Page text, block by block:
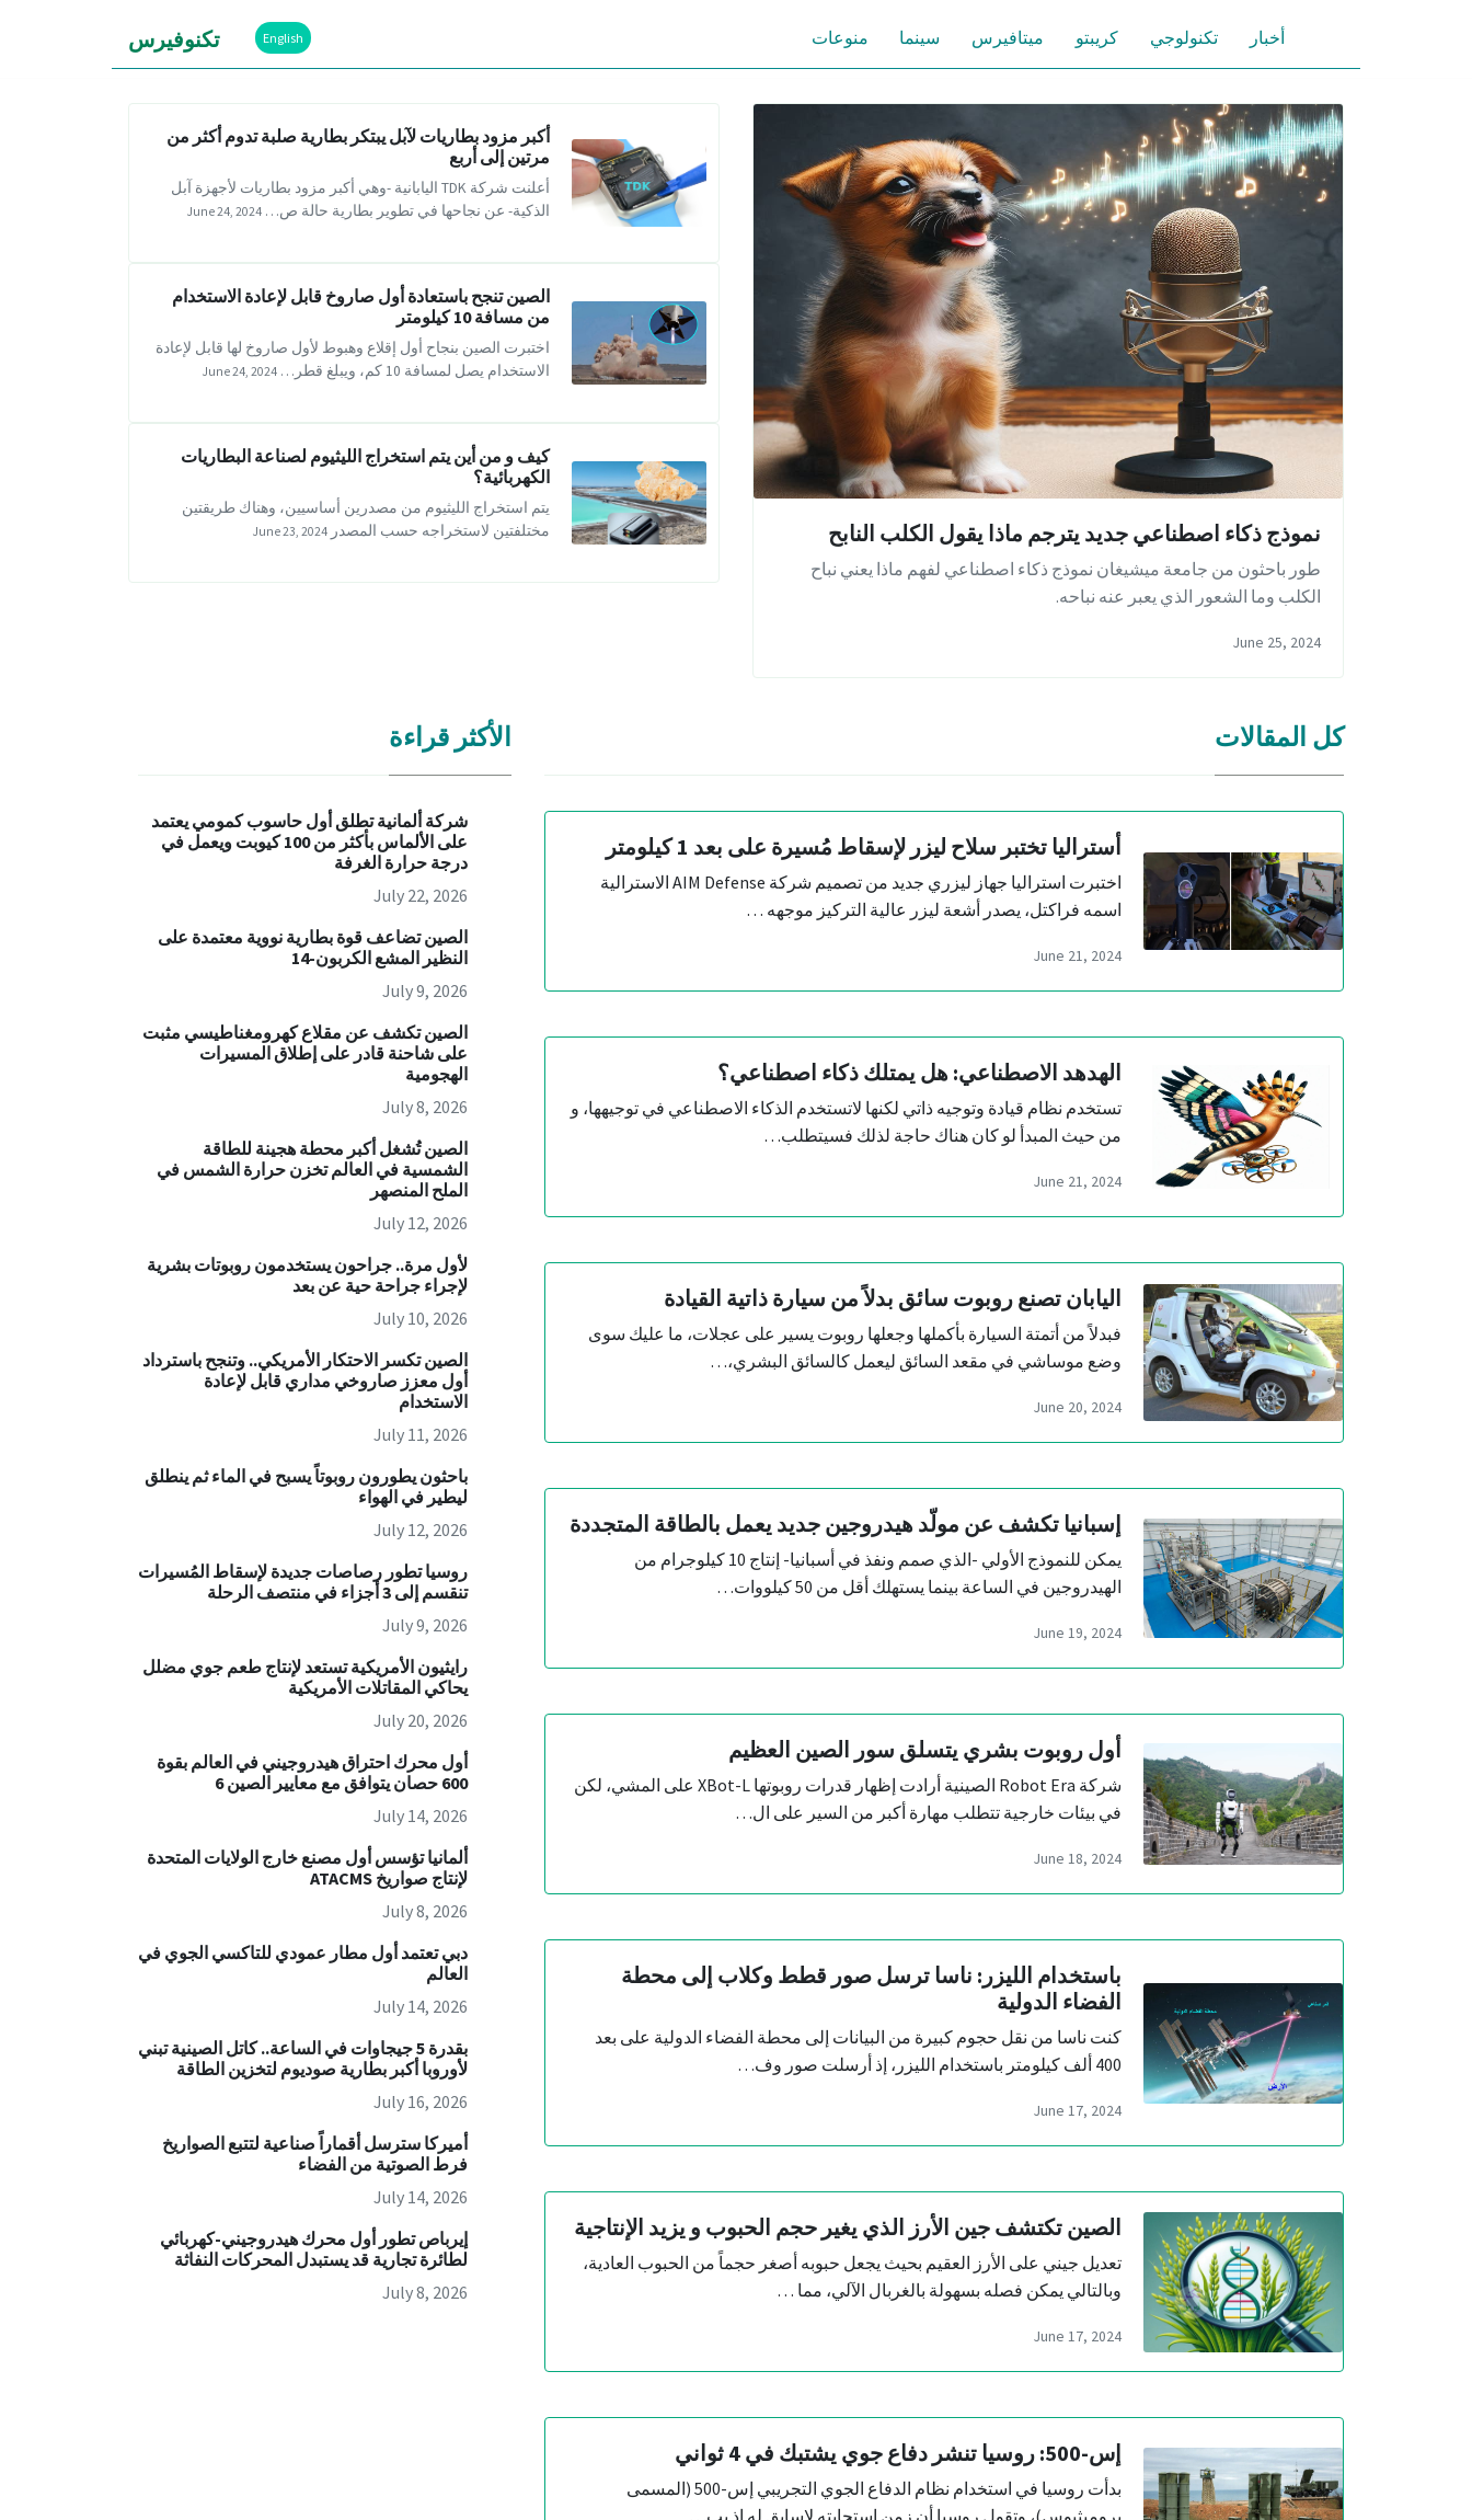
أخبار تكنولوجي كريبتو ميتافيرس سينما منوعات English تكنوفيرس
نموذج ذكاء اصطناعي جديد يترجم ماذا يقول الكلب النابح
طور باحثون من جامعة ميشيغان نموذج ذكاء اصطناعي لفهم ماذا يعني نباح
الكلب وما الشعور الذي يعبر عنه نباحه.
June 25, 2024
أكبر مزود بطاريات لآبل يبتكر بطارية صلبة تدوم أكثر من
مرتين إلى أربع
أعلنت شركة TDK اليابانية -وهي أكبر مزود بطاريات لأجهزة آبل
الذكية- عن نجاحها في تطوير بطارية حالة ص…June 24, 2024
الصين تنجح باستعادة أول صاروخ قابل لإعادة الاستخدام
من مسافة 10 كيلومتر
اختبرت الصين بنجاح أول إقلاع وهبوط لأول صاروخ لها قابل لإعادة
الاستخدام يصل لمسافة 10 كم، ويبلغ قطر…
June 24, 2024
كيف و من أين يتم استخراج الليثيوم لصناعة البطاريات
الكهربائية؟
يتم استخراج الليثيوم من مصدرين أساسيين، وهناك طريقتين
مختلفتين لاستخراجه حسب المصدرJune 23, 2024
كل المقالات
أستراليا تختبر سلاح ليزر لإسقاط مُسيرة على بعد 1 كيلومتر
اختبرت استراليا جهاز ليزري جديد من تصميم شركة AIM Defense الاسترالية
اسمه فراكتل، يصدر أشعة ليزر عالية التركيز موجهه …
June 21, 2024
الهدهد الاصطناعي: هل يمتلك ذكاء اصطناعي؟
تستخدم نظام قيادة وتوجيه ذاتي لكنها لاتستخدم الذكاء الاصطناعي في توجيهها، و
من حيث المبدأ لو كان هناك حاجة لذلك فسيتطلب…
June 21, 2024
اليابان تصنع روبوت سائق بدلاً من سيارة ذاتية القيادة
فبدلاً من أتمتة السيارة بأكملها وجعلها روبوت يسير على عجلات، ما عليك سوى
وضع موساشي في مقعد السائق ليعمل كالسائق البشري،…
June 20, 2024
إسبانيا تكشف عن مولّد هيدروجين جديد يعمل بالطاقة المتجددة
يمكن للنموذج الأولي -الذي صمم ونفذ في أسبانيا- إنتاج 10 كيلوجرام من
الهيدروجين في الساعة بينما يستهلك أقل من 50 كيلووات…
June 19, 2024
أول روبوت بشري يتسلق سور الصين العظيم
شركة Robot Era الصينية أرادت إظهار قدرات روبوتها XBot-L على المشي، لكن
في بيئات خارجية تتطلب مهارة أكبر من السير على ال…
June 18, 2024
باستخدام الليزر: ناسا ترسل صور قطط وكلاب إلى محطة
الفضاء الدولية
كنت ناسا من نقل حجوم كبيرة من البيانات إلى محطة الفضاء الدولية على بعد
400 ألف كيلومتر باستخدام الليزر، إذ أرسلت صور وف…
June 17, 2024
الصين تكتشف جين الأرز الذي يغير حجم الحبوب و يزيد الإنتاجية
تعديل جيني على الأرز العقيم بحيث يجعل حبوبه أصغر حجماً من الحبوب العادية،
وبالتالي يمكن فصله بسهولة بالغربال الآلي، مما …
June 17, 2024
إس-500: روسيا تنشر دفاع جوي يشتبك في 4 ثواني
بدأت روسيا في استخدام نظام الدفاع الجوي التجريبي إس-500 (المسمى
الأكثر قراءة
شركة ألمانية تطلق أول حاسوب كمومي يعتمد
على الألماس بأكثر من 100 كيوبت ويعمل في
درجة حرارة الغرفة
July 22, 2026
الصين تضاعف قوة بطارية نووية معتمدة على
النظير المشع الكربون-14
July 9, 2026
الصين تكشف عن مقلاع كهرومغناطيسي مثبت
على شاحنة قادر على إطلاق المسيرات
الهجومية
July 8, 2026
الصين تُشغل أكبر محطة هجينة للطاقة
الشمسية في العالم تخزن حرارة الشمس في
الملح المنصهر
July 12, 2026
لأول مرة.. جراحون يستخدمون روبوتات بشرية
لإجراء جراحة حية عن بعد
July 10, 2026
الصين تكسر الاحتكار الأمريكي.. وتنجح باسترداد
أول معزز صاروخي مداري قابل لإعادة
الاستخدام
July 11, 2026
باحثون يطورون روبوتاً يسبح في الماء ثم ينطلق
ليطير في الهواء
July 12, 2026
روسيا تطور رصاصات جديدة لإسقاط المُسيرات
تنقسم إلى 3 أجزاء في منتصف الرحلة
July 9, 2026
رايثيون الأمريكية تستعد لإنتاج طعم جوي مضلل
يحاكي المقاتلات الأمريكية
July 20, 2026
أول محرك احتراق هيدروجيني في العالم بقوة
600 حصان يتوافق مع معايير الصين 6
July 14, 2026
ألمانيا تؤسس أول مصنع خارج الولايات المتحدة
لإنتاج صواريخ ATACMS
July 8, 2026
دبي تعتمد أول مطار عمودي للتاكسي الجوي في
العالم
July 14, 2026
بقدرة 5 جيجاوات في الساعة.. كاتل الصينية تبني
لأوروبا أكبر بطارية صوديوم لتخزين الطاقة
July 16, 2026
أميركا سترسل أقماراً صناعية لتتبع الصواريخ
فرط الصوتية من الفضاء
July 14, 2026
إيرباص تطور أول محرك هيدروجيني-كهربائي
لطائرة تجارية قد يستبدل المحركات النفاثة
July 8, 2026